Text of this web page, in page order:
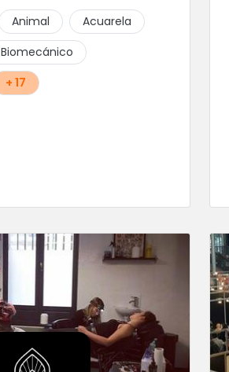
Animal
Acuarela
Biomecánico
+ 17